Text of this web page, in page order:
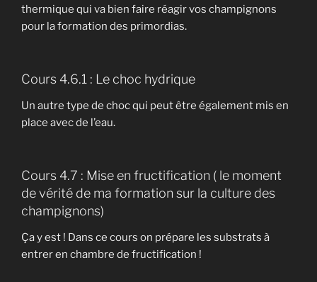
thermique qui va bien faire réagir vos champignons
pour la formation des primordias.
Cours 4.6.1 : Le choc hydrique
Un autre type de choc qui peut être également mis en
place avec de l’eau.
Cours 4.7 : Mise en fructification ( le moment
de vérité de ma formation sur la culture des
champignons)
Ça y est ! Dans ce cours on prépare les substrats à
entrer en chambre de fructification !